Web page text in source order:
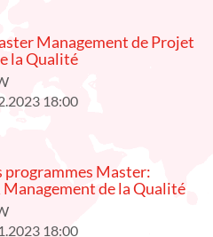
Management de Projet
la Qualité
18:00
programmes Master:
de la Qualité
18:00